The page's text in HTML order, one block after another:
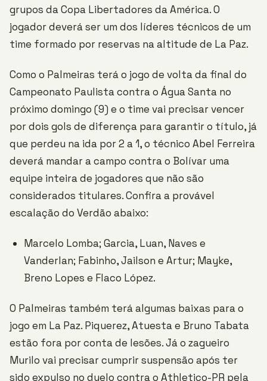
grupos da Copa Libertadores da América. O
jogador deverá ser um dos líderes técnicos de um
time formado por reservas na altitude de La Paz.
Como o Palmeiras terá o jogo de volta da final do
Campeonato Paulista contra o Água Santa no
próximo domingo (9) e o time vai precisar vencer
por dois gols de diferença para garantir o título, já
que perdeu na ida por 2 a 1, o técnico Abel Ferreira
deverá mandar a campo contra o Bolívar uma
equipe inteira de jogadores que não são
considerados titulares. Confira a provável
escalação do Verdão abaixo:
Marcelo Lomba; Garcia, Luan, Naves e
Vanderlan; Fabinho, Jailson e Artur; Mayke,
Breno Lopes e Flaco López.
O Palmeiras também terá algumas baixas para o
jogo em La Paz. Piquerez, Atuesta e Bruno Tabata
estão fora por conta de lesões. Já o zagueiro
Murilo vai precisar cumprir suspensão após ter
sido expulso no duelo contra o Athletico-PR pela